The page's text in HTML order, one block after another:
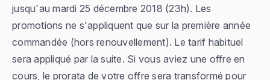
jusqu'au mardi 25 décembre 2018 (23h). Les
promotions ne s'appliquent que sur la première année
commandée (hors renouvellement). Le tarif habituel
sera appliqué par la suite. Si vous aviez une offre en
cours, le prorata de votre offre sera transformé pour